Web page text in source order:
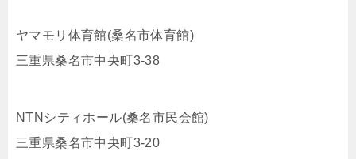
ヤマモリ体育館(桑名市体育館)
三重県桑名市中央町3-38
NTNシティホール(桑名市民会館)
三重県桑名市中央町3-20